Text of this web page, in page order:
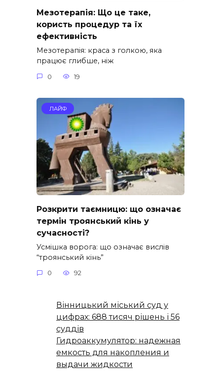
Мезотерапія: Що це таке,
користь процедур та їх
ефективність
Мезотерапія: краса з голкою, яка
працює глибше, ніж
0 19
ЛАЙФ
Розкрити таємницю: що означає
термін троянський кінь у
сучасності?
Усмішка ворога: що означає вислів
“троянський кінь”
0 92
Вінницький міський суд у
цифрах: 688 тисяч рішень і 56
суддів
Гидроаккумулятор: надежная
емкость для накопления и
выдачи жидкости